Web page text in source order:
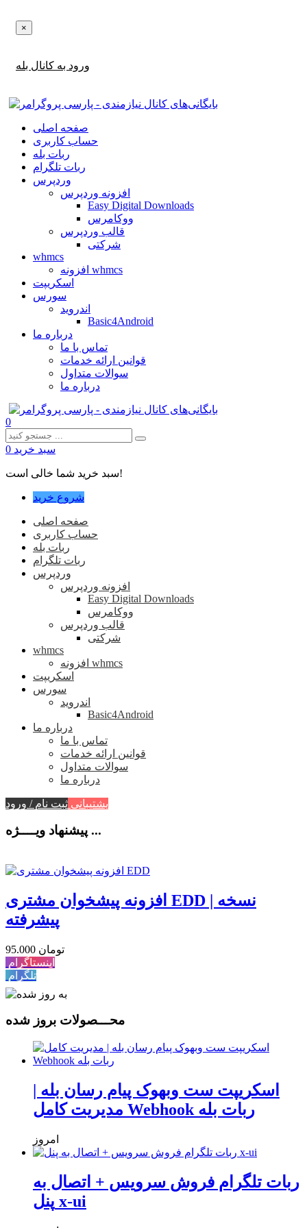
×
ورود به کانال بله
صفحه اصلی
حساب کاربری
ربات بله
ربات تلگرام
وردپرس
افزونه وردپرس
Easy Digital Downloads
ووکامرس
قالب وردپرس
شرکتی
whmcs
افزونه whmcs
اسکریپت
سورس
اندروید
Basic4Android
درباره ما
تماس با ما
قوانین ارائه خدمات
سوالات متداول
درباره ما
0
سبد خرید 0
سبد خرید شما خالی است!
شروع خرید
صفحه اصلی
حساب کاربری
ربات بله
ربات تلگرام
وردپرس
افزونه وردپرس
Easy Digital Downloads
ووکامرس
قالب وردپرس
شرکتی
whmcs
افزونه whmcs
اسکریپت
سورس
اندروید
Basic4Android
درباره ما
تماس با ما
قوانین ارائه خدمات
سوالات متداول
درباره ما
پشتیبانی ثبت نام / ورود
پیشنهاد ویــــژه ...
افزونه پیشخوان مشتری EDD | نسخه
پیشرفته
95.000 تومان
اینستاگرام
تلگرام
محـــصولات بروز شده
اسکریپت ست وبهوک پیام رسان بله |
مدیریت کامل Webhook ربات بله
امروز
ربات تلگرام فروش سرویس + اتصال به
پنل x-ui